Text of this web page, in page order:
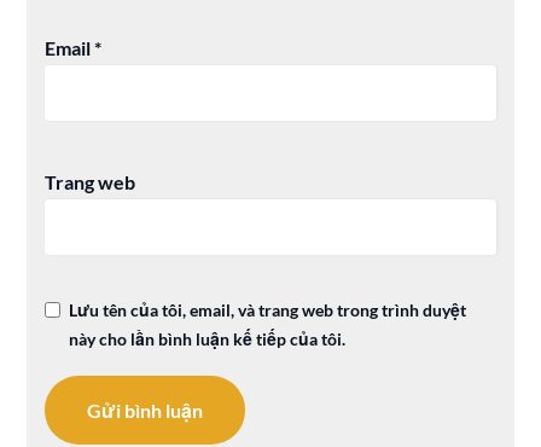
Email*
Trang web
Lưu tên của tôi, email, và trang web trong trình duyệt
này cho lần bình luận kế tiếp của tôi.